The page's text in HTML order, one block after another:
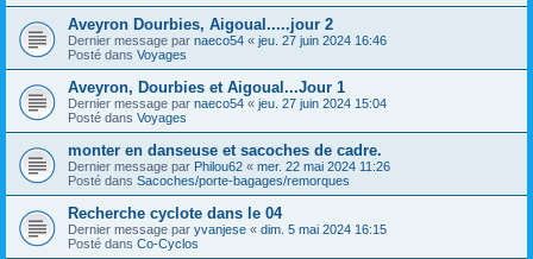
Aveyron Dourbies, Aigoual.....jour 2
Dernier message par naeco54 « jeu. 27 juin 2024 16:46
Posté dans Voyages
Aveyron, Dourbies et Aigoual...Jour 1
Dernier message par naeco54 « jeu. 27 juin 2024 15:04
Posté dans Voyages
monter en danseuse et sacoches de cadre.
Dernier message par Philou62 « mer. 22 mai 2024 11:26
Posté dans Sacoches/porte-bagages/remorques
Recherche cyclote dans le 04
Dernier message par yvanjese « dim. 5 mai 2024 16:15
Posté dans Co-Cyclos